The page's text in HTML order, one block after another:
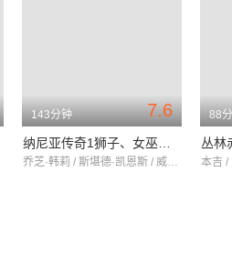
7.6
143分钟
乔芝·韩莉 / 斯堪德·凯恩斯 / 威廉·莫斯里
88
丛林
本吉 /